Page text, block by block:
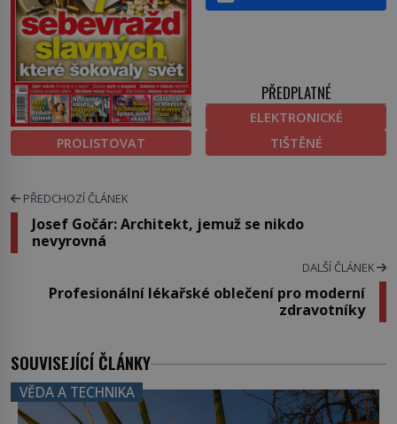
PROLISTOVAT
PŘEDPLATNÉ
ELEKTRONICKÉ
TIŠTĚNÉ
PŘEDCHOZÍ ČLÁNEK
Josef Gočár: Architekt, jemuž se nikdo
nevyrovná
DALŠÍ ČLÁNEK
Profesionální lékařské oblečení pro moderní
zdravotníky
SOUVISEJÍCÍ ČLÁNKY
VĚDA A TECHNIKA